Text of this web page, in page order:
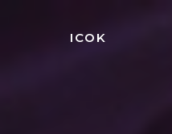
ICOK